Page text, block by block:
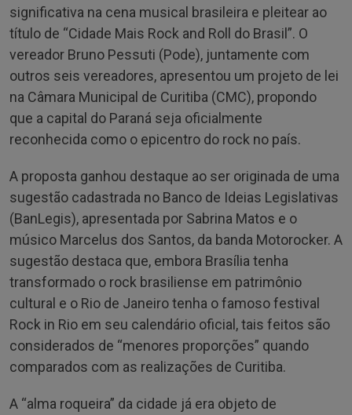
significativa na cena musical brasileira e pleitear ao
título de “Cidade Mais Rock and Roll do Brasil”. O
vereador Bruno Pessuti (Pode), juntamente com
outros seis vereadores, apresentou um projeto de lei
na Câmara Municipal de Curitiba (CMC), propondo
que a capital do Paraná seja oficialmente
reconhecida como o epicentro do rock no país.
A proposta ganhou destaque ao ser originada de uma
sugestão cadastrada no Banco de Ideias Legislativas
(BanLegis), apresentada por Sabrina Matos e o
músico Marcelus dos Santos, da banda Motorocker. A
sugestão destaca que, embora Brasília tenha
transformado o rock brasiliense em patrimônio
cultural e o Rio de Janeiro tenha o famoso festival
Rock in Rio em seu calendário oficial, tais feitos são
considerados de “menores proporções” quando
comparados com as realizações de Curitiba.
A “alma roqueira” da cidade já era objeto de